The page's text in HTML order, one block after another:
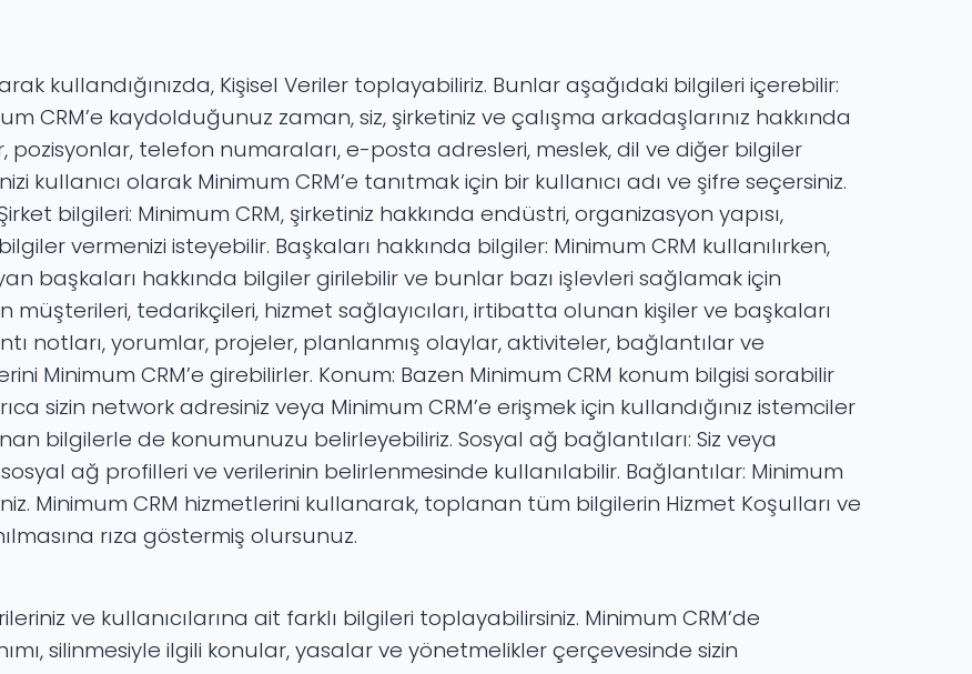
kullandığınızda, Kişisel Veriler toplayabiliriz. Bunlar aşağıdaki bilgileri içerebilir:
CRM’e kaydolduğunuz zaman, siz, şirketiniz ve çalışma arkadaşlarınız hakkında
pozisyonlar, telefon numaraları, e-posta adresleri, meslek, dil ve diğer bilgiler
kullanıcı olarak Minimum CRM’e tanıtmak için bir kullanıcı adı ve şifre seçersiniz.
bilgileri: Minimum CRM, şirketiniz hakkında endüstri, organizasyon yapısı,
vermenizi isteyebilir. Başkaları hakkında bilgiler: Minimum CRM kullanılırken,
başkaları hakkında bilgiler girilebilir ve bunlar bazı işlevleri sağlamak için
tedarikçileri, hizmet sağlayıcıları, irtibatta olunan kişiler ve başkaları
notları, yorumlar, projeler, planlanmış olaylar, aktiviteler, bağlantılar ve
Minimum CRM’e girebilirler. Konum: Bazen Minimum CRM konum bilgisi sorabilir
sizin network adresiniz veya Minimum CRM’e erişmek için kullandığınız istemciler
bilgilerle de konumunuzu belirleyebiliriz. Sosyal ağ bağlantıları: Siz veya
ağ profilleri ve verilerinin belirlenmesinde kullanılabilir. Bağlantılar: Minimum
Minimum CRM hizmetlerini kullanarak, toplanan tüm bilgilerin Hizmet Koşulları ve
rıza göstermiş olursunuz.
ve kullanıcılarına ait farklı bilgileri toplayabilirsiniz. Minimum CRM’de
silinmesiyle ilgili konular, yasalar ve yönetmelikler çerçevesinde sizin